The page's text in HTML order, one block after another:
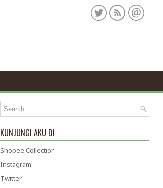
KUNJUNGI AKU DI
Shopee Collection
Instagram
Twitter